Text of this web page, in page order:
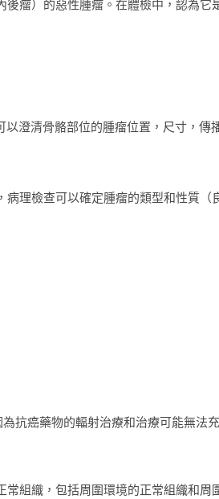
瘤）的惡性腫瘤。在體檢中，認為它
澄清骨骼部位的腫瘤位置，尺寸，傳
理檢查可以確定腫瘤的類型和性質（
抗癌藥物的輻射治療和治療可能無法
組織，包括周圍環境的正常組織和周